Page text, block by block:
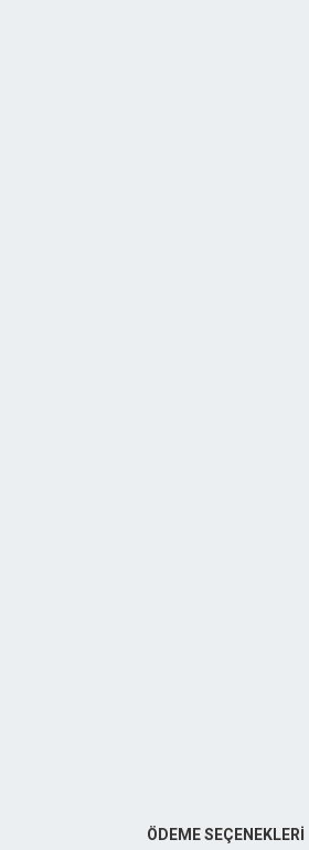
ÖDEME SEÇENEKLERİ